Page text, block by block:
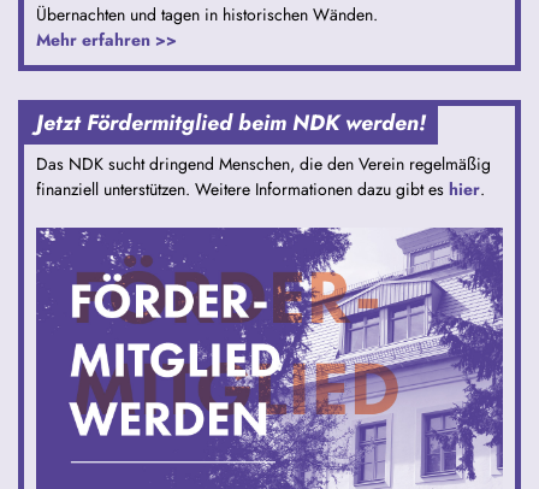
Übernachten und tagen in historischen Wänden.
Mehr erfahren >>
Jetzt Fördermitglied beim NDK werden!
Das NDK sucht dringend Menschen, die den Verein regelmäßig
finanziell unterstützen. Weitere Informationen dazu gibt es hier.